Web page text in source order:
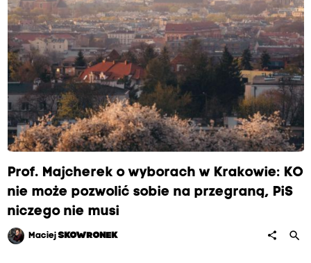
Prof. Majcherek o wyborach w Krakowie: KO
nie może pozwolić sobie na przegraną, PiS
niczego nie musi
MaciejSKOWRONEK share search